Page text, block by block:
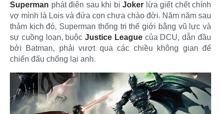
Superman phát điên sau khi bị Joker lừa giết chết chính
vợ mình là Lois và đứa con chưa chào đời. Năm năm sau
thảm kịch đó, Superman thống trị thế giới bằng vũ lực và
sự cuồng loạn, buộcJustice Leaguecủa DCU, dẫn đầu
bởi Batman, phải vượt qua các chiều không gian để
chiến đấu chống lại anh.​